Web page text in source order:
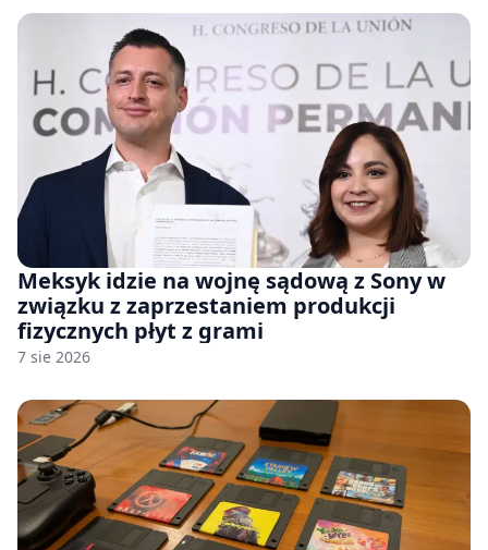
Meksyk idzie na wojnę sądową z Sony w
związku z zaprzestaniem produkcji
fizycznych płyt z grami
7 sie 2026